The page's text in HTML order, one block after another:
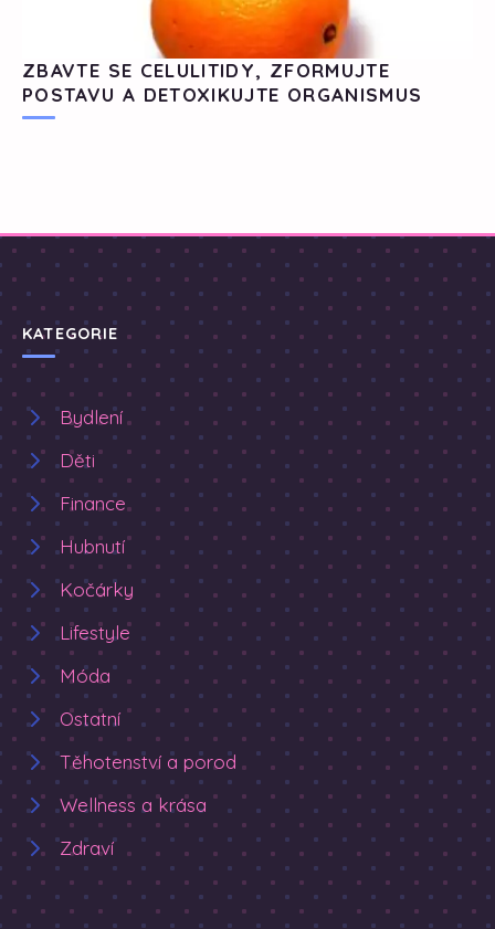
ZBAVTE SE CELULITIDY, ZFORMUJTE
POSTAVU A DETOXIKUJTE ORGANISMUS
KATEGORIE
Bydlení
Děti
Finance
Hubnutí
Kočárky
Lifestyle
Móda
Ostatní
Těhotenství a porod
Wellness a krása
Zdraví